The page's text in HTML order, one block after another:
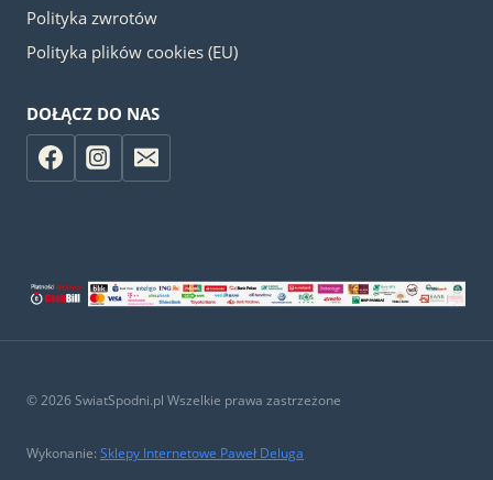
Polityka zwrotów
Polityka plików cookies (EU)
DOŁĄCZ DO NAS
© 2026 SwiatSpodni.pl Wszelkie prawa zastrzeżone
Wykonanie: Sklepy Internetowe Paweł Deluga